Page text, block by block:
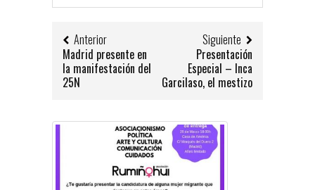
Anterior
Madrid presente en
la manifestación del
25N
Siguiente
Presentación
Especial – Inca
Garcilaso, el mestizo